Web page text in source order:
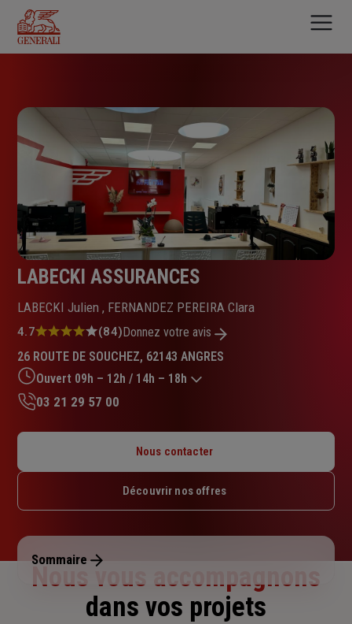
contenu
principal
LABECKI ASSURANCES
LABECKI Julien , FERNANDEZ PEREIRA Clara
Note
4.7
sur
5
étoiles
4.7 (84)Donnez votre avis
26 ROUTE DE SOUCHEZ, 62143 ANGRES
Ouvert 09h – 12h / 14h – 18h
Mardi : 09h – 12h / 14h – 18h
Jeudi : 09h – 12h / 14h – 18h
Dimanche : Fermé
03 21 29 57 00
Nous contacter
Découvrir nos offres
Sommaire
Nous vous accompagnons
dans vos projets